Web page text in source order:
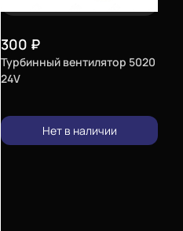
300 ₽
Турбинный вентилятор 5020
24V
Нет в наличии